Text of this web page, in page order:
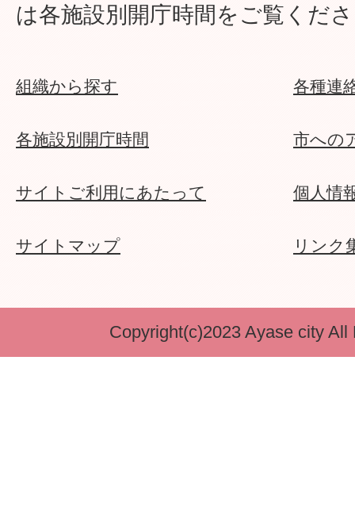
は各施設別開庁時間をご覧くだ
組織から探す 各種連
各施設別開庁時間 市への
サイトご利用にあたって 個人情
サイトマップ リンク
Copyright(c)2023 Ayase city